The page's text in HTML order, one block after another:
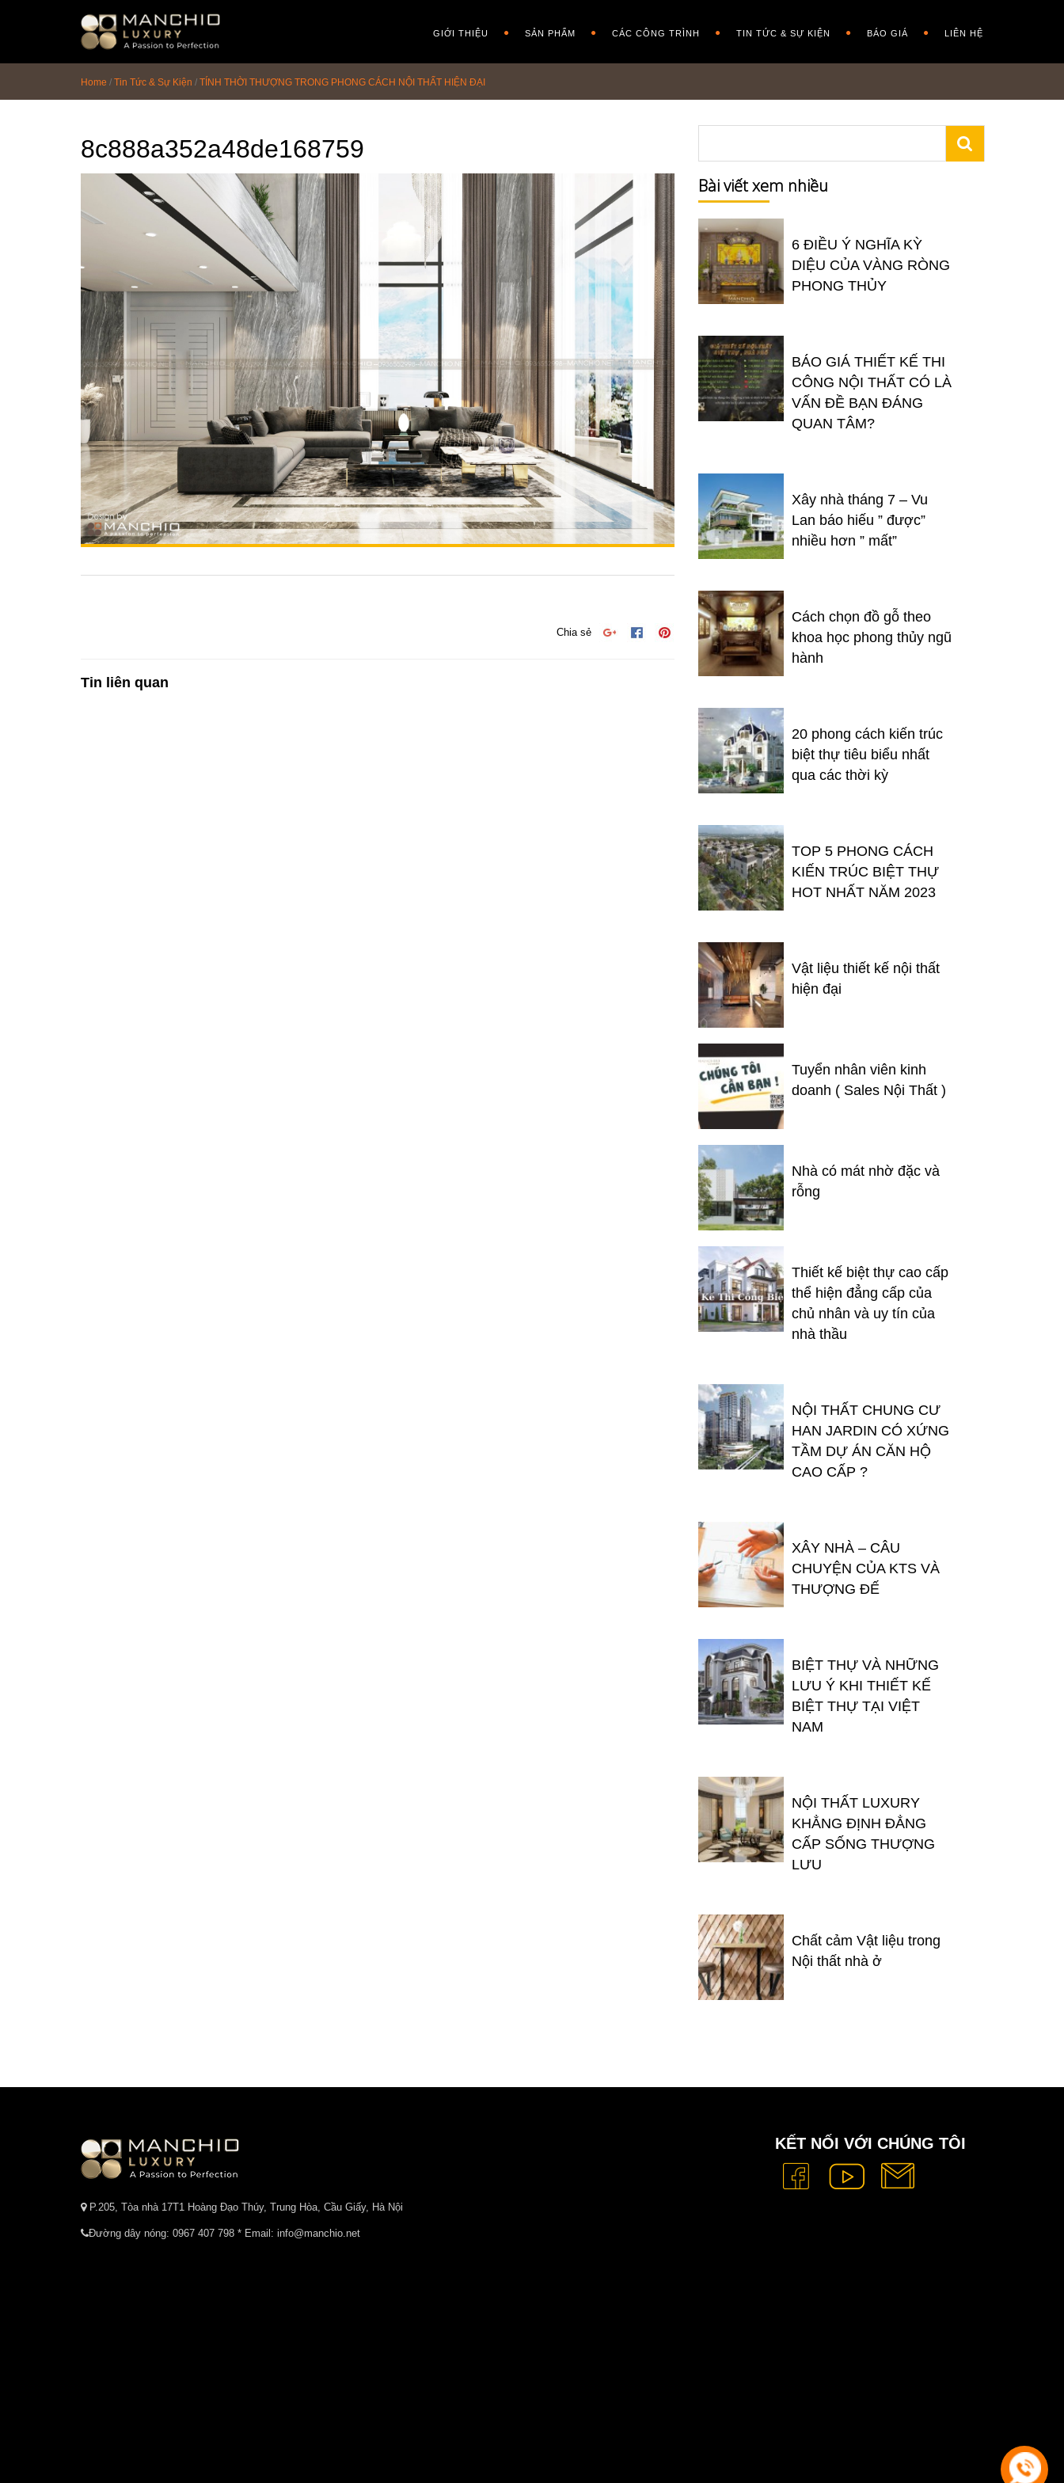
GIỚI THIỆU SẢN PHẨM CÁC CÔNG TRÌNH TIN TỨC & SỰ KIỆN BÁO GIÁ LIÊN HỆ
Home / Tin Tức & Sự Kiện / TÍNH THỜI THƯỢNG TRONG PHONG CÁCH NỘI THẤT HIỆN ĐẠI
8c888a352a48de168759
Chia sẻ
Tin liên quan
Bài viết xem nhiều
6 ĐIỀU Ý NGHĨA KỲ
DIỆU CỦA VÀNG RÒNG
PHONG THỦY
BÁO GIÁ THIẾT KẾ THI
CÔNG NỘI THẤT CÓ LÀ
VẤN ĐỀ BẠN ĐÁNG
QUAN TÂM?
Xây nhà tháng 7 – Vu
Lan báo hiếu ” được”
nhiều hơn ” mất”
Cách chọn đồ gỗ theo
khoa học phong thủy ngũ
hành
20 phong cách kiến trúc
biệt thự tiêu biểu nhất
qua các thời kỳ
TOP 5 PHONG CÁCH
KIẾN TRÚC BIỆT THỰ
HOT NHẤT NĂM 2023
Vật liệu thiết kế nội thất
hiện đại
Tuyển nhân viên kinh
doanh ( Sales Nội Thất )
Nhà có mát nhờ đặc và
rỗng
Thiết kế biệt thự cao cấp
thể hiện đẳng cấp của
chủ nhân và uy tín của
nhà thầu
NỘI THẤT CHUNG CƯ
HAN JARDIN CÓ XỨNG
TẦM DỰ ÁN CĂN HỘ
CAO CẤP ?
XÂY NHÀ – CÂU
CHUYỆN CỦA KTS VÀ
THƯỢNG ĐẾ
BIỆT THỰ VÀ NHỮNG
LƯU Ý KHI THIẾT KẾ
BIỆT THỰ TẠI VIỆT
NAM
NỘI THẤT LUXURY
KHẲNG ĐỊNH ĐẲNG
CẤP SỐNG THƯỢNG
LƯU
Chất cảm Vật liệu trong
Nội thất nhà ở
P.205, Tòa nhà 17T1 Hoàng Đạo Thúy, Trung Hòa, Cầu Giấy, Hà Nội
Đường dây nóng: 0967 407 798 * Email: info@manchio.net
KẾT NỐI VỚI CHÚNG TÔI